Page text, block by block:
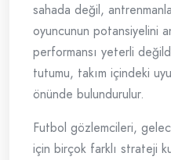
sahada değil,
oyuncunun potansiyelini
performansı yeterli
tutumu, takım içindeki
önünde bulundurulur.
Futbol gözlemcileri,
için birçok farklı strateji